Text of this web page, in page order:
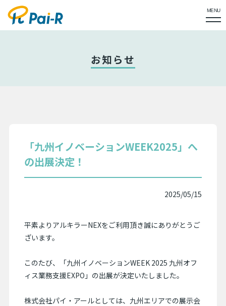
MENU
お知らせ
「九州イノベーションWEEK2025」へ
の出展決定！
2025/05/15
平素よりアルキラーNEXをご利用頂き誠にありがとうご
ざいます。
このたび、「九州イノベーションWEEK 2025 九州オフ
ィス業務支援EXPO」の出展が決定いたしました。
株式会社パイ・アールとしては、九州エリアでの展示会